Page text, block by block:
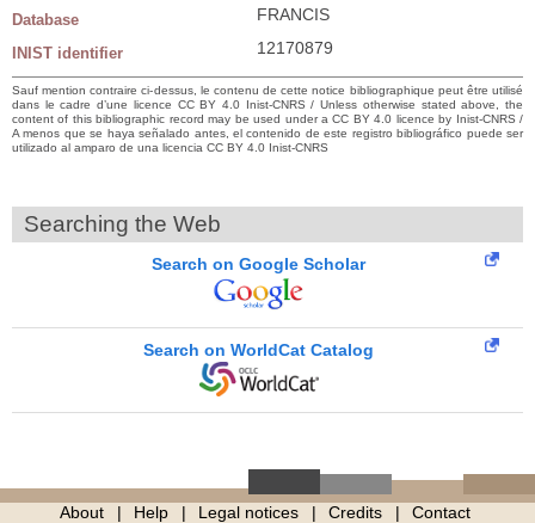
Database FRANCIS
INIST identifier 12170879
Sauf mention contraire ci-dessus, le contenu de cette notice bibliographique peut être utilisé
dans le cadre d’une licence CC BY 4.0 Inist-CNRS / Unless otherwise stated above, the
content of this bibliographic record may be used under a CC BY 4.0 licence by Inist-CNRS /
A menos que se haya señalado antes, el contenido de este registro bibliográfico puede ser
utilizado al amparo de una licencia CC BY 4.0 Inist-CNRS
Searching the Web
Search on Google Scholar
Search on WorldCat Catalog
About Help Legal notices Credits Contact